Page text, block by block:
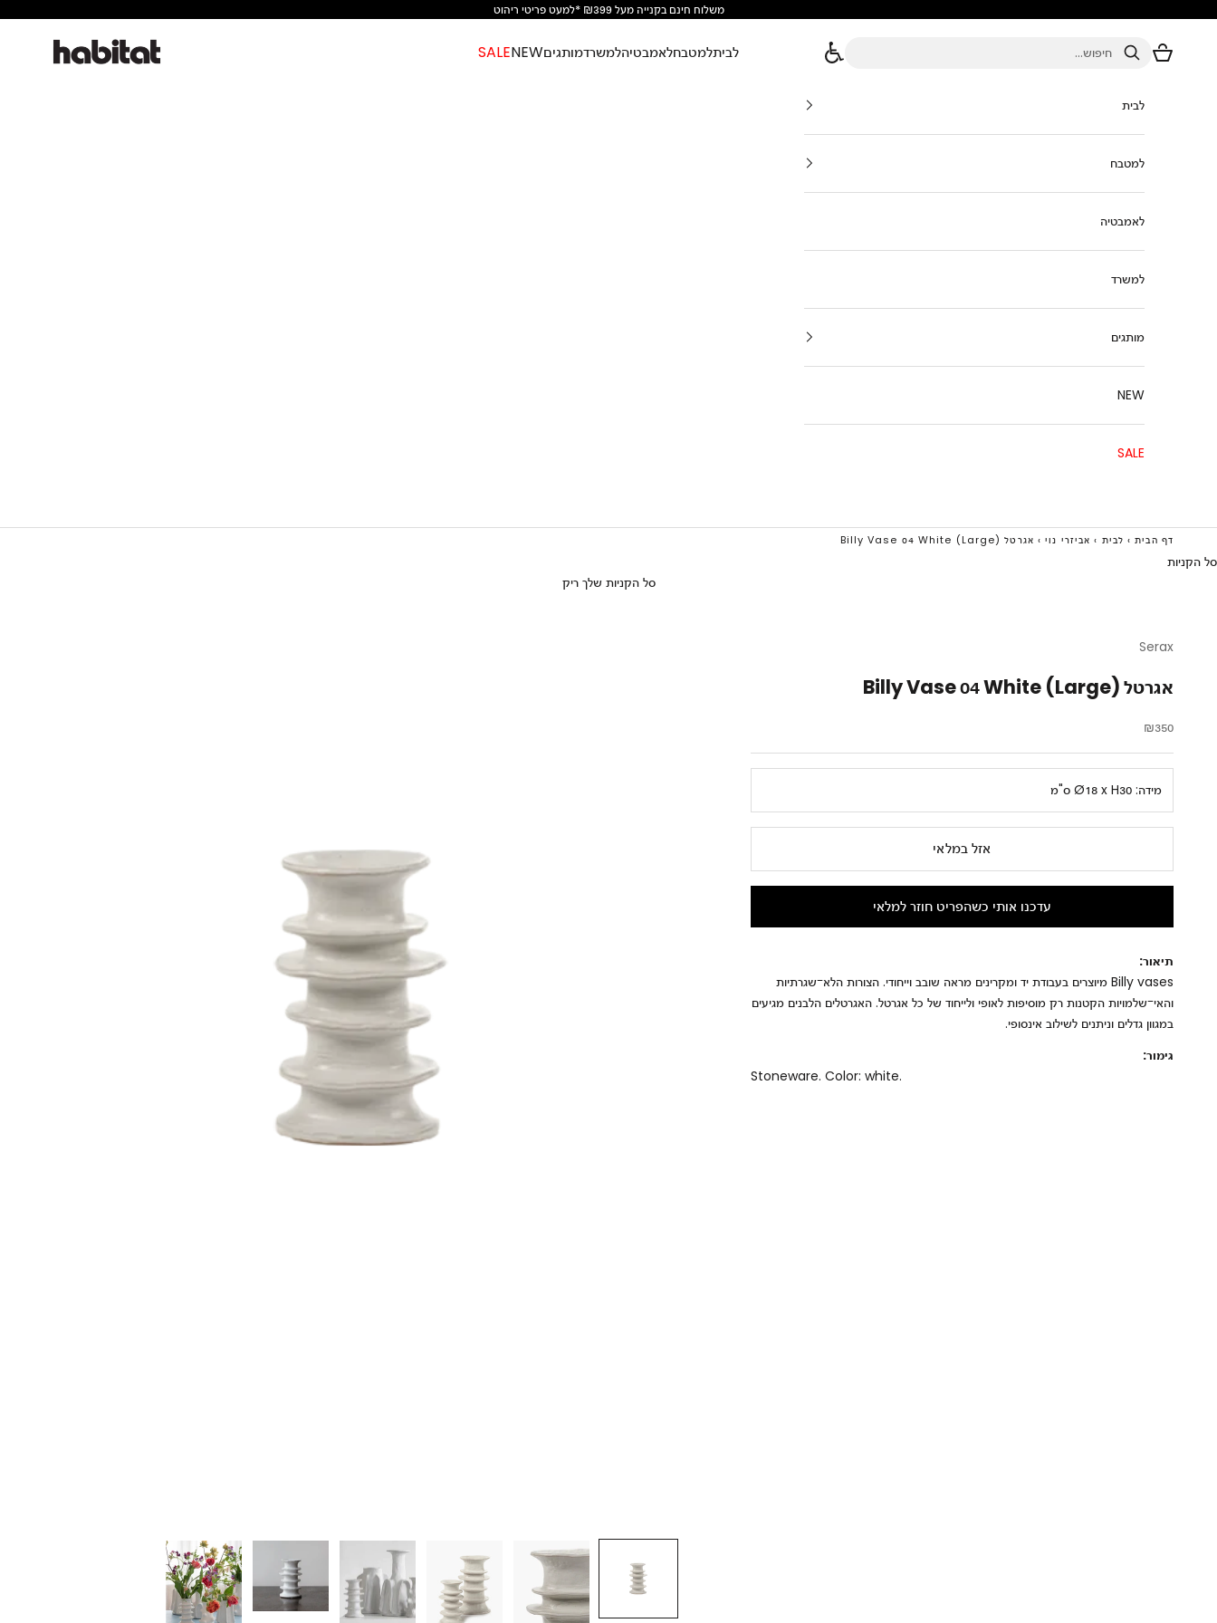
משלוח חינם בקנייה מעל ₪399 *למעט פריטי ריהוט
habitat online לביתלמטבחלאמבטיהלמשרדמותגיםNEW
SALE חיפוש
סל הקניות
לבית
למטבח
לאמבטיה
למשרד
מותגים
NEW
SALE
דף הבית › לבית › אביזרי נוי › אגרטל Billy Vase 04 White (Large)
סל הקניות
סל הקניות שלך ריק
Serax
אגרטל Billy Vase 04 White (Large)
מחיר מבצע
₪350
מידה: Ø18 x H30 ס"מ
אזל במלאי
עדכנו אותי כשהפריט חוזר למלאי
תיאור:
Billy vases מיוצרים בעבודת יד ומקרינים מראה שובב וייחודי. הצורות הלא־שגרתיות
והאי־שלמויות הקטנות רק מוסיפות לאופי ולייחוד של כל אגרטל. האגרטלים הלבנים מגיעים
במגוון גדלים וניתנים לשילוב אינסופי.
גימור:
Stoneware. Color: white.